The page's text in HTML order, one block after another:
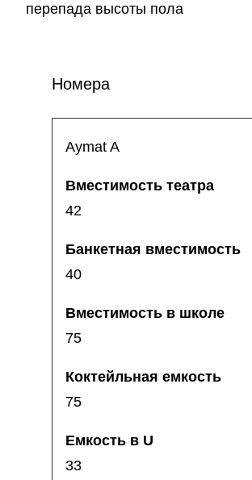
перепада высоты пола
Номера
Aymat A
42
40
75
75
33